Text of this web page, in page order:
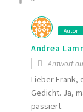
Autor
Andrea
Antwort
Lieber Frank,
Gedicht. Ja,
passiert.